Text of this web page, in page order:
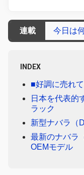
連載 今日は
INDEX
■好調に売れ
日本を代表的
ラック
新型ナバラ（
最新のナバラ
OEMモデル